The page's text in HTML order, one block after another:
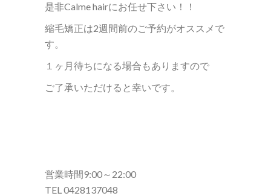
是非Calme hairにお任せ下さい！！
縮毛矯正は2週間前のご予約がオススメで
す。
１ヶ月待ちになる場合もありますので
ご了承いただけると幸いです。
営業時間9:00～22:00
TEL 0428137048